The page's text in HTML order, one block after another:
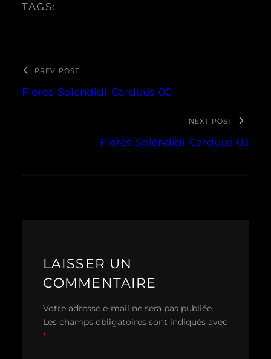
TAGS:
PREV POST
Flores-Splendidi-Carduus-00
NEXT POST
Flores-Splendidi-Carduus-03
LAISSER UN
COMMENTAIRE
Votre adresse e-mail ne sera pas publiée.
Les champs obligatoires sont indiqués avec
*